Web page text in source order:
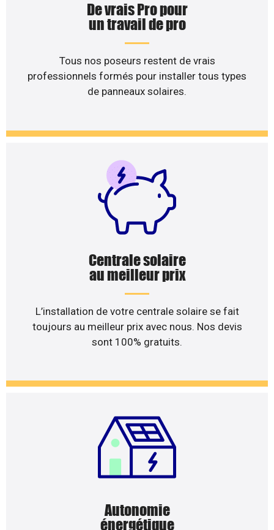
De vrais Pro pour
un travail de pro
Tous nos poseurs restent de vrais
professionnels formés pour installer tous types
de panneaux solaires.
Centrale solaire
au meilleur prix
L’installation de votre centrale solaire se fait
toujours au meilleur prix avec nous. Nos devis
sont 100% gratuits.
Autonomie
énergétique